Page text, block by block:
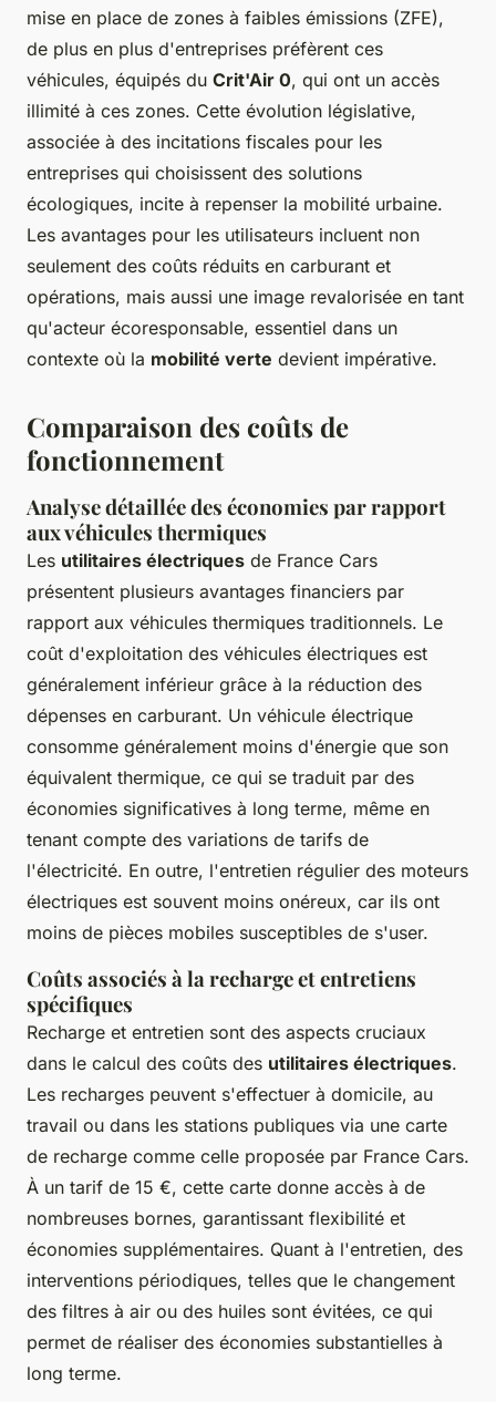
mise en place de zones à faibles émissions (ZFE),
de plus en plus d'entreprises préfèrent ces
véhicules, équipés du Crit'Air 0, qui ont un accès
illimité à ces zones. Cette évolution législative,
associée à des incitations fiscales pour les
entreprises qui choisissent des solutions
écologiques, incite à repenser la mobilité urbaine.
Les avantages pour les utilisateurs incluent non
seulement des coûts réduits en carburant et
opérations, mais aussi une image revalorisée en tant
qu'acteur écoresponsable, essentiel dans un
contexte où la mobilité verte devient impérative.
Comparaison des coûts de
fonctionnement
Analyse détaillée des économies par rapport
aux véhicules thermiques
Les utilitaires électriques de France Cars
présentent plusieurs avantages financiers par
rapport aux véhicules thermiques traditionnels. Le
coût d'exploitation des véhicules électriques est
généralement inférieur grâce à la réduction des
dépenses en carburant. Un véhicule électrique
consomme généralement moins d'énergie que son
équivalent thermique, ce qui se traduit par des
économies significatives à long terme, même en
tenant compte des variations de tarifs de
l'électricité. En outre, l'entretien régulier des moteurs
électriques est souvent moins onéreux, car ils ont
moins de pièces mobiles susceptibles de s'user.
Coûts associés à la recharge et entretiens
spécifiques
Recharge et entretien sont des aspects cruciaux
dans le calcul des coûts des utilitaires électriques.
Les recharges peuvent s'effectuer à domicile, au
travail ou dans les stations publiques via une carte
de recharge comme celle proposée par France Cars.
À un tarif de 15 €, cette carte donne accès à de
nombreuses bornes, garantissant flexibilité et
économies supplémentaires. Quant à l'entretien, des
interventions périodiques, telles que le changement
des filtres à air ou des huiles sont évitées, ce qui
permet de réaliser des économies substantielles à
long terme.